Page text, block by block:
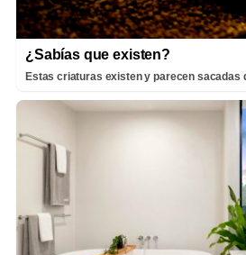
¿Sabías que existen?
Estas criaturas existen y parecen sacadas